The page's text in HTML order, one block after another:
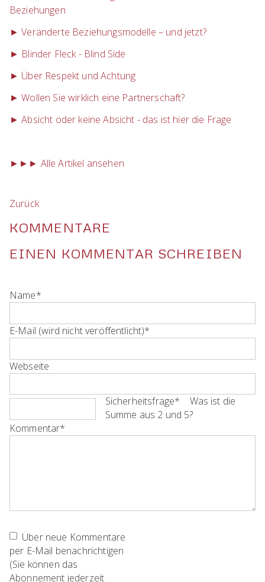
Beziehungen
► Veränderte Beziehungsmodelle – und jetzt?
► Blinder Fleck - Blind Side
► Über Respekt und Achtung
► Wollen Sie wirklich eine Partnerschaft?
► Absicht oder keine Absicht - das ist hier die Frage
►►► Alle Artikel ansehen
Zurück
KOMMENTARE
EINEN KOMMENTAR SCHREIBEN
Pflichtfeld
Name*
Pflichtfeld
E-Mail (wird nicht veröffentlicht)*
Webseite
Pflichtfeld
Sicherheitsfrage*
Was ist die
Summe aus 2 und 5?
Pflichtfeld
Kommentar*
Über neue Kommentare
per E-Mail benachrichtigen
(Sie können das
Abonnement jederzeit